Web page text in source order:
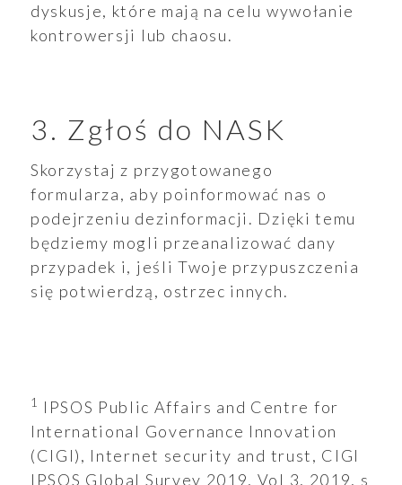
dyskusje, które mają na celu wywołanie
kontrowersji lub chaosu.
3. Zgłoś do NASK
Skorzystaj z przygotowanego
formularza, aby poinformować nas o
podejrzeniu dezinformacji. Dzięki temu
będziemy mogli przeanalizować dany
przypadek i, jeśli Twoje przypuszczenia
się potwierdzą, ostrzec innych.
1 IPSOS Public Affairs and Centre for
International Governance Innovation
(CIGI), Internet security and trust, CIGI
IPSOS Global Survey 2019, Vol 3, 2019, s